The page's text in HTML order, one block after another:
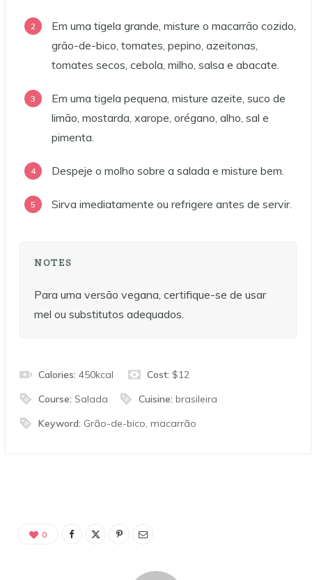
Em uma tigela grande, misture o macarrão cozido,
grão-de-bico, tomates, pepino, azeitonas,
tomates secos, cebola, milho, salsa e abacate.
Em uma tigela pequena, misture azeite, suco de
limão, mostarda, xarope, orégano, alho, sal e
pimenta.
Despeje o molho sobre a salada e misture bem.
Sirva imediatamente ou refrigere antes de servir.
NOTES
Para uma versão vegana, certifique-se de usar
mel ou substitutos adequados.
Calories:450kcal Cost:$12
Course:Salada Cuisine:brasileira
Keyword: Grão-de-bico, macarrão
0